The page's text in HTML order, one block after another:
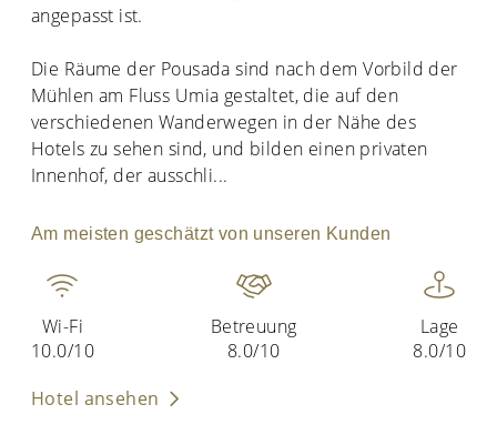
angepasst ist.
Die Räume der Pousada sind nach dem Vorbild der
Mühlen am Fluss Umia gestaltet, die auf den
verschiedenen Wanderwegen in der Nähe des
Hotels zu sehen sind, und bilden einen privaten
Innenhof, der ausschli...
Am meisten geschätzt von unseren Kunden
Wi-Fi
10.0/10
Betreuung
8.0/10
Lage
8.0/10
Hotel ansehen